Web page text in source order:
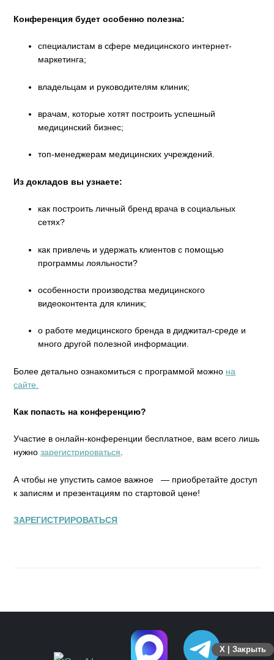
Конференция будет особенно полезна:
специалистам в сфере медицинского интернет-
маркетинга;
владельцам и руководителям клиник;
врачам, которые хотят построить успешный
медицинский бизнес;
топ-менеджерам медицинских учреждений.
Из докладов вы узнаете:
как построить личный бренд врача в социальных
сетях?
как привлечь и удержать клиентов с помощью
программы лояльности?
особенности производства медицинского
видеоконтента для клиник;
о работе медицинского бренда в диджитал-среде и
много другой полезной информации.
Более детально ознакомиться с программой можно на
сайте.
Как попасть на конференцию?
Участие в онлайн-конференции бесплатное, вам всего лишь
нужнозарегистрироваться.
А чтобы не упустить самое важное — приобретайте доступ
к записям и презентациям по стартовой цене!
ЗАРЕГИСТРИРОВАТЬСЯ
X | Закрыть